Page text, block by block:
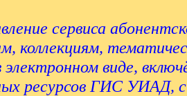
сервиса
коллекциям,
виде,
ресурсов ГИС УИАД,